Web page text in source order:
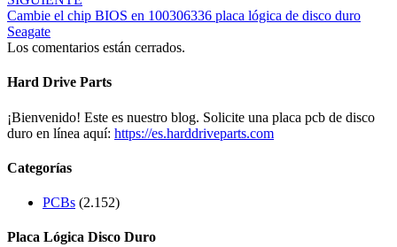
Cambie el chip BIOS en 100306336 placa lógica de disco duro
Seagate
Los comentarios están cerrados.
Hard Drive Parts
¡Bienvenido! Este es nuestro blog. Solicite una placa pcb de disco
duro en línea aquí: https://es.harddriveparts.com
Categorías
PCBs (2.152)
Placa Lógica Disco Duro